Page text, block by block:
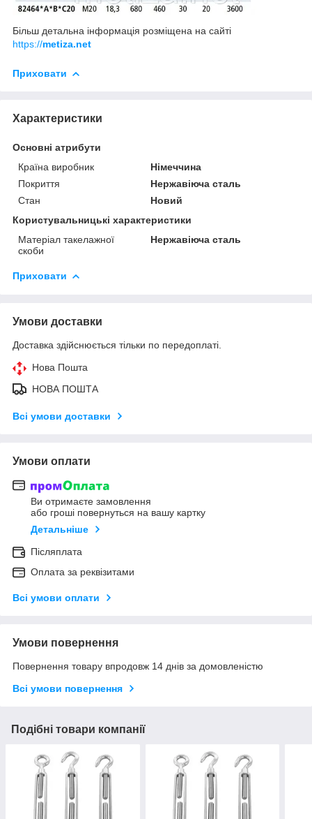
Більш детальна інформація розміщена на сайті
https://metiza.net
Приховати
Характеристики
Основні атрибути
Країна виробник
Німеччина
Покриття
Нержавіюча сталь
Стан
Новий
Користувальницькі характеристики
Матеріал такелажної
скоби
Нержавіюча сталь
Приховати
Умови доставки
Доставка здійснюється тільки по передоплаті.
Нова Пошта
НОВА ПОШТА
Всі умови доставки
Умови оплати
Ви отримаєте замовлення
або гроші повернуться на вашу картку
Детальніше
Післяплата
Оплата за реквізитами
Всі умови оплати
Умови повернення
Повернення товару впродовж 14 днів за домовленістю
Всі умови повернення
Подібні товари компанії